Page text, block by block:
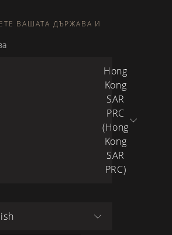
ВАШАТА ДЪРЖАВА И
Hong
Kong
SAR
PRC
(Hong
Kong
SAR
PRC)